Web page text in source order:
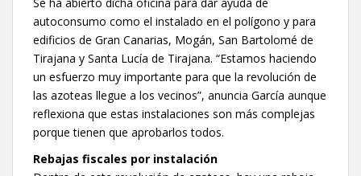
Se ha abierto dicha oficina para dar ayuda de
autoconsumo como el instalado en el polígono y para
edificios de Gran Canarias, Mogán, San Bartolomé de
Tirajana y Santa Lucía de Tirajana. “Estamos haciendo
un esfuerzo muy importante para que la revolución de
las azoteas llegue a los vecinos”, anuncia García aunque
reflexiona que estas instalaciones son más complejas
porque tienen que aprobarlos todos.
Rebajas fiscales por instalación